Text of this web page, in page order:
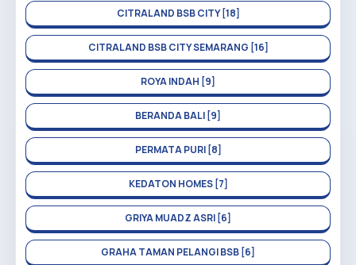
CITRALAND BSB CITY [18]
CITRALAND BSB CITY SEMARANG [16]
ROYA INDAH [9]
BERANDA BALI [9]
PERMATA PURI [8]
KEDATON HOMES [7]
GRIYA MUADZ ASRI [6]
GRAHA TAMAN PELANGI BSB [6]